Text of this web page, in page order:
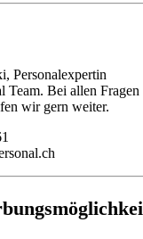
Personalexpertin
Team. Bei allen
wir gern weiter.